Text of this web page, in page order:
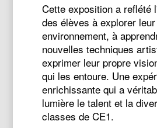
Cette exposition a reflété
des élèves à explorer leur
environnement, à
nouvelles techniques
exprimer leur propre
qui les entoure. Une
enrichissante qui a
lumière le talent et la
classes de CE1.